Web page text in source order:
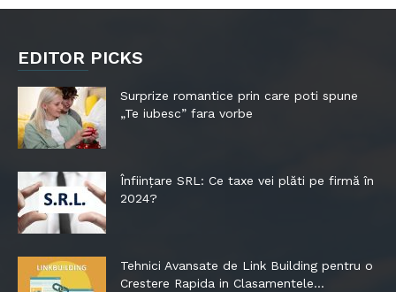
EDITOR PICKS
Surprize romantice prin care poti spune
„Te iubesc” fara vorbe
Înființare SRL: Ce taxe vei plăti pe firmă în
2024?
Tehnici Avansate de Link Building pentru o
Crestere Rapida in Clasamentele...